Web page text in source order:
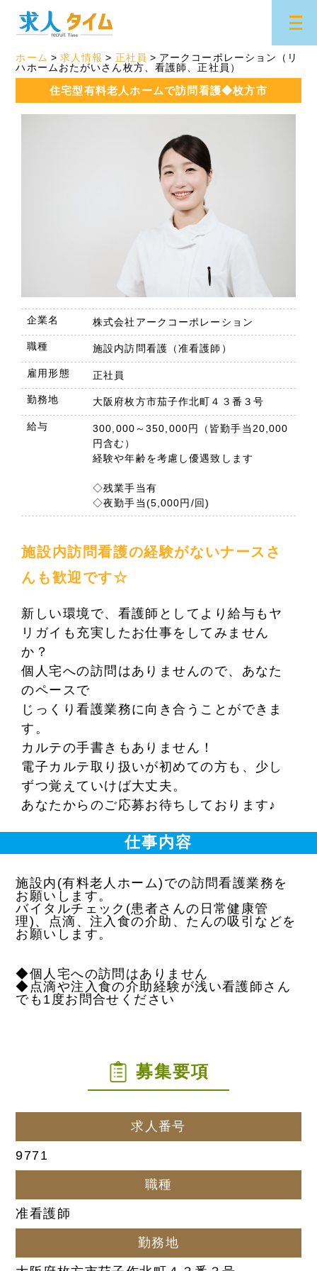
ホーム 求人情報 正社員
アークコーポレーション（リ
ハホームおたがいさん枚方、看護師、正社員）
住宅型有料老人ホームで訪問看護◆枚方市
企業名 株式会社アークコーポレーション
職種 施設内訪問看護（准看護師）
雇用形態 正社員
勤務地 大阪府枚方市茄子作北町４３番３号
給与
300,000～350,000円（皆勤手当20,000
円含む）
経験や年齢を考慮し優遇致します
◇残業手当有
◇夜勤手当(5,000円/回)
施設内訪問看護の経験がないナースさ
んも歓迎です☆
新しい環境で、看護師としてより給与もヤ
リガイも充実したお仕事をしてみません
か？
個人宅への訪問はありませんので、あなた
のペースで
じっくり看護業務に向き合うことができま
す。
カルテの手書きもありません！
電子カルテ取り扱いが初めての方も、少し
ずつ覚えていけば大丈夫。
あなたからのご応募お待ちしております♪
仕事内容
施設内(有料老人ホーム)での訪問看護業務を
お願いします。
バイタルチェック(患者さんの日常健康管
理)、点滴、注入食の介助、たんの吸引などを
お願いします。
◆個人宅への訪問はありません
◆点滴や注入食の介助経験が浅い看護師さん
でも1度お問合せください
募集要項
求人番号
9771
職種
准看護師
勤務地